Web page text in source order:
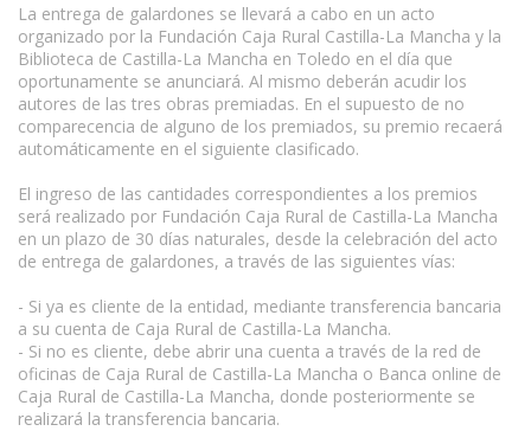
La entrega de galardones se llevará a cabo en un acto
organizado por la Fundación Caja Rural Castilla-La Mancha y la
Biblioteca de Castilla-La Mancha en Toledo en el día que
oportunamente se anunciará. Al mismo deberán acudir los
autores de las tres obras premiadas. En el supuesto de no
comparecencia de alguno de los premiados, su premio recaerá
automáticamente en el siguiente clasificado.
El ingreso de las cantidades correspondientes a los premios
será realizado por Fundación Caja Rural de Castilla-La Mancha
en un plazo de 30 días naturales, desde la celebración del acto
de entrega de galardones, a través de las siguientes vías:
- Si ya es cliente de la entidad, mediante transferencia bancaria
a su cuenta de Caja Rural de Castilla-La Mancha.
- Si no es cliente, debe abrir una cuenta a través de la red de
oficinas de Caja Rural de Castilla-La Mancha o Banca online de
Caja Rural de Castilla-La Mancha, donde posteriormente se
realizará la transferencia bancaria.